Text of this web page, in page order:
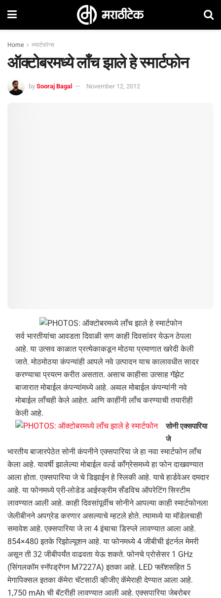
Home स्मार्टफोन्स
ऑक्‍टोबरमध्‍ये लॉंच झाले हे स्‍मार्टफोन
by Sooraj Bagal November 12, 2012
सर्व भारतीयांचा आवडता दिवाळी सण काही दिवसांवर येऊन ठेपला
आहे. या उत्‍सव काळात प्रत्‍येकाकडून मोठया प्रमाणात खरेदी केली
जाते. मोठमोठया कंपन्‍यांही आपले नवे उत्‍पादन याच कालावधीत सादर
करण्‍याचा प्रयत्‍न करीत असतात. असाच काहीसा उत्‍साह गॅझेट
बाजारात मोबाईल कंपन्‍यांमध्‍ये आहे. अव्‍वल मोबाईल कंपन्‍यांनी नवे
मोबाईल लॉंचही केले आहेत. आणि काहींनी लॉंच करण्‍याची तयारीही
केली आहे.
सोनी एक्‍सपारिया
जे
भारतीय बाजारपेठेत सोनी कंपनीने एक्‍सपारिया जे हा नवा स्‍मार्टफोन लॉंच
केला आहे. यावर्षी झालेल्‍या मोबाईल वर्ल्‍ड कॉंग्रेसमध्‍ये हा फोन दाखवण्‍यात
आला होता. एक्‍सपारिया जे चे डिझाईन हे स्लिकी आहे. याचे हार्डवेअर दमदार
आहे. या फोनमध्‍ये प्री-लोडेड आईस्‍क्रीम सँडविच ऑपरेटिंग सिस्‍टीम
लावण्‍यात आली आहे. काही दिवसांपूर्वीच सोनीने आपल्‍या काही स्‍मार्टफोनला
जेलीबीनने अपग्रेड करणार असल्‍याचे म्‍हटले होते. त्‍यामध्‍ये या मॉडेलचाही
समावेश आहे. एक्‍सपारिया जे ला 4 इंचाचा डिस्‍प्‍ले लावण्‍यात आला आहे.
854×480 इतके रिझोल्‍यूशन आहे. या फोनमध्‍ये 4 जीबीची इंटर्नल मेमरी
असून ती 32 जीबीपर्यंत वाढवता येऊ शकते. फोनचे प्रोसेसर 1 GHz
(सिंगलकॉम स्‍नॅपड्रॅगन M7227A) इतका आहे. LED फ्लॅशसहित 5
मेगापिक्‍सल इतका कॅमेरा चॅटसाठी व्‍हीजीए कॅमेराही देण्‍यात आला आहे.
1,750 mAh ची बॅटरीही लावण्‍यात आली आहे. एक्‍सपारिया जेबरोबर